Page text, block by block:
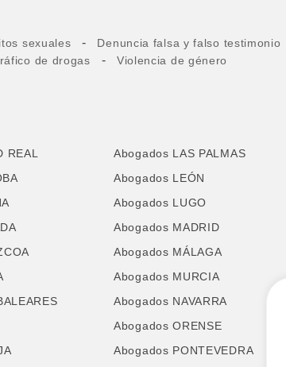
sexuales - Denuncia falsa y falso testimonio
de drogas - Violencia de género
REAL Abogados LAS PALMAS
Abogados LEÓN
Abogados LUGO
Abogados MADRID
Abogados MÁLAGA
Abogados MURCIA
Abogados NAVARRA
Abogados ORENSE
Abogados PONTEVEDRA